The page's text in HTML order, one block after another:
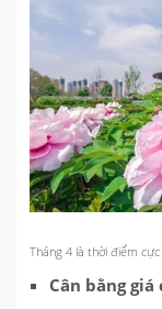
Tháng 4 là thời điểm
Cân bằng